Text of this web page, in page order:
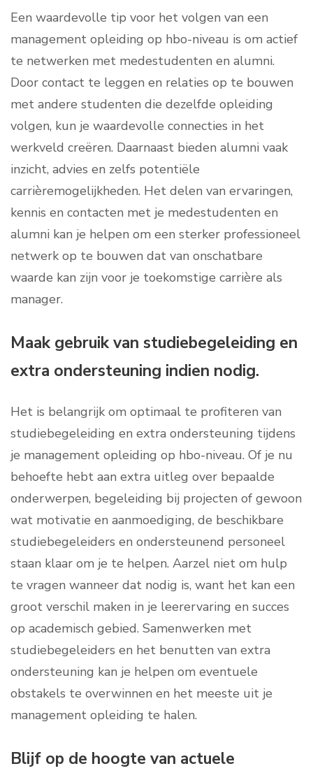
Een waardevolle tip voor het volgen van een
management opleiding op hbo-niveau is om actief
te netwerken met medestudenten en alumni.
Door contact te leggen en relaties op te bouwen
met andere studenten die dezelfde opleiding
volgen, kun je waardevolle connecties in het
werkveld creëren. Daarnaast bieden alumni vaak
inzicht, advies en zelfs potentiële
carrièremogelijkheden. Het delen van ervaringen,
kennis en contacten met je medestudenten en
alumni kan je helpen om een sterker professioneel
netwerk op te bouwen dat van onschatbare
waarde kan zijn voor je toekomstige carrière als
manager.
Maak gebruik van studiebegeleiding en
extra ondersteuning indien nodig.
Het is belangrijk om optimaal te profiteren van
studiebegeleiding en extra ondersteuning tijdens
je management opleiding op hbo-niveau. Of je nu
behoefte hebt aan extra uitleg over bepaalde
onderwerpen, begeleiding bij projecten of gewoon
wat motivatie en aanmoediging, de beschikbare
studiebegeleiders en ondersteunend personeel
staan klaar om je te helpen. Aarzel niet om hulp
te vragen wanneer dat nodig is, want het kan een
groot verschil maken in je leerervaring en succes
op academisch gebied. Samenwerken met
studiebegeleiders en het benutten van extra
ondersteuning kan je helpen om eventuele
obstakels te overwinnen en het meeste uit je
management opleiding te halen.
Blijf op de hoogte van actuele